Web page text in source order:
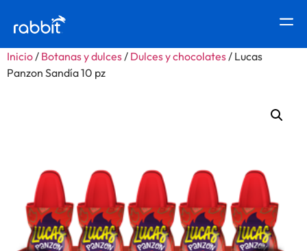
Inicio/ Botanas y dulces/ Dulces y chocolates/ Lucas
Panzon Sandía 10 pz